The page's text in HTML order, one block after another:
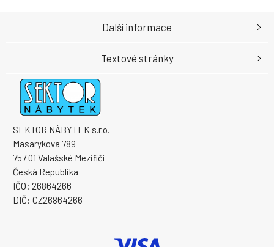
SEKTOR NÁBYTEK s.r.o.
Masarykova 789
757 01 Valašské Meziříčí
Česká Republika
IČO: 26864266
DIČ: CZ26864266
Další informace
Textové stránky